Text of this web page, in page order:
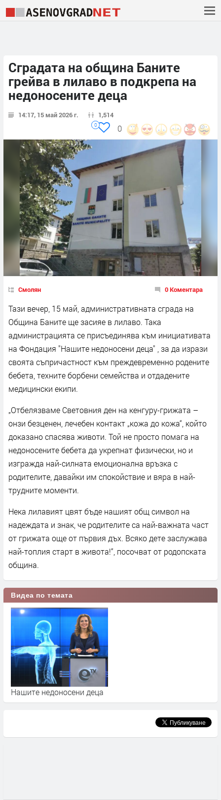
Сградата на община Баните
грейва в лилаво в подкрепа на
недоносените деца
14:17, 15 май 2026 г. 1,514
0
0
Смолян 0 Коментара
Тази вечер, 15 май, административната сграда на
Община Баните ще засияе в лилаво. Така
администрацията се присъединява към инициативата
на Фондация "Нашите недоносени деца" , за да изрази
своята съпричастност към преждевременно родените
бебета, техните борбени семейства и отдадените
медицински екипи.
„Отбелязваме Световния ден на кенгуру-грижата –
онзи безценен, лечебен контакт „кожа до кожа“, който
доказано спасява животи. Той не просто помага на
недоносените бебета да укрепнат физически, но и
изгражда най-силната емоционална връзка с
родителите, давайки им спокойствие и вяра в най-
трудните моменти.
Нека лилавият цвят бъде нашият общ символ на
надеждата и знак, че родителите са най-важната част
от грижата още от първия дъх. Всяко дете заслужава
най-топлия старт в живота!“, посочват от родопската
община.
Видеа по темата
Нашите недоносени деца